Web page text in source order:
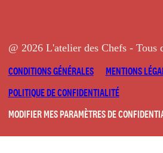
@ 2026 L'atelier des Chefs - Tous
CONDITIONS GÉNÉRALES
MENTIONS
POLITIQUE DE CONFIDENTIALITÉ
MODIFIER MES PARAMÈTRES DE